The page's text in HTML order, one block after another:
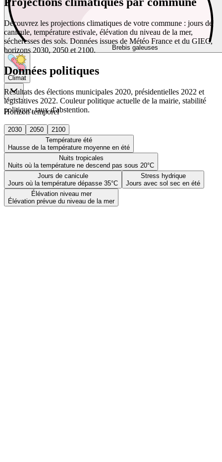
Brebis galeuses
Climat
Horizon temporel
2030 2050
2100
Température été
Hausse de la température moyenne en été
Nuits tropicales
Nuits où la température ne descend pas sous 20°C
Jours de canicule
Jours où la température dépasse 35°C
Stress hydrique
Jours avec sol sec en été
Élévation niveau mer
Élévation prévue du niveau de la mer
Découvrez les projections climatiques de votre commune : jours de
canicule, température estivale, élévation du niveau de la mer,
sécheresses des sols. Données issues de Météo France et du GIEC,
horizons 2030, 2050 et 2100.
Données politiques
Résultats des élections municipales 2020, présidentielles 2022 et
législatives 2022. Couleur politique actuelle de la mairie, stabilité
politique, taux d'abstention.